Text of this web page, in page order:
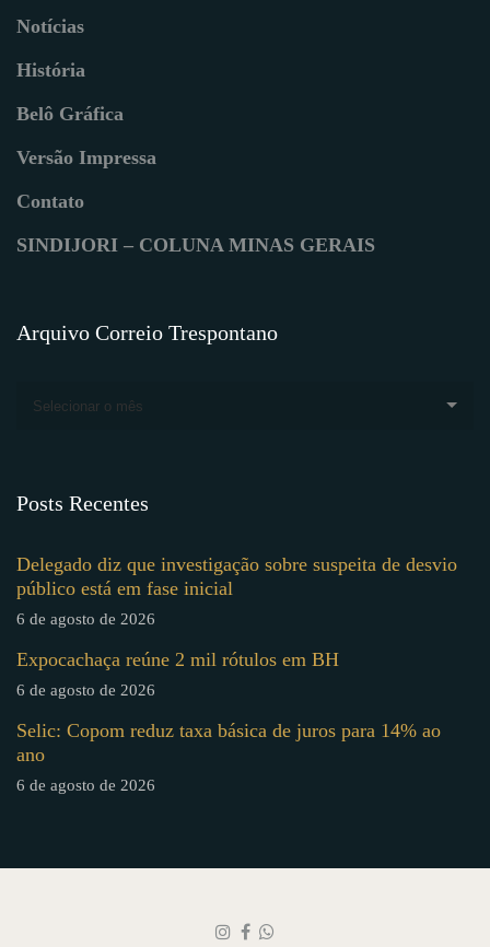
Notícias
História
Belô Gráfica
Versão Impressa
Contato
SINDIJORI – COLUNA MINAS GERAIS
Arquivo Correio Trespontano
Selecionar o mês
Posts Recentes
Delegado diz que investigação sobre suspeita de desvio
público está em fase inicial
6 de agosto de 2026
Expocachaça reúne 2 mil rótulos em BH
6 de agosto de 2026
Selic: Copom reduz taxa básica de juros para 14% ao
ano
6 de agosto de 2026